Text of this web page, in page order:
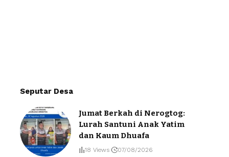
Seputar Desa
Jumat Berkah di Nerogtog:
Lurah Santuni Anak Yatim
dan Kaum Dhuafa
18 Views 07/08/2026